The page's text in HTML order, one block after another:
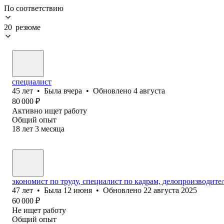
По соответствию
20 резюме
специалист
45 лет • Была вчера • Обновлено 4 августа
80 000 ₽
Активно ищет работу
Общий опыт
18 лет 3 месяца
экономист по труду, специалист по кадрам,
47 лет • Была 12 июня • Обновлено 22 августа 2025
60 000 ₽
Не ищет работу
Общий опыт